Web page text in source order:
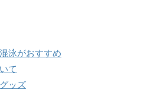
泳がおすすめ
て
ッズ